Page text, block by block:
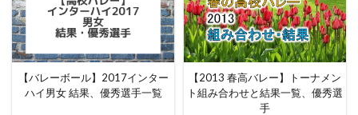
【バレーボール】2017インター
ハイ男女 結果、優秀選手一覧
【2013 春高バレー】トーナメン
ト組み合わせと結果一覧、優秀選
手